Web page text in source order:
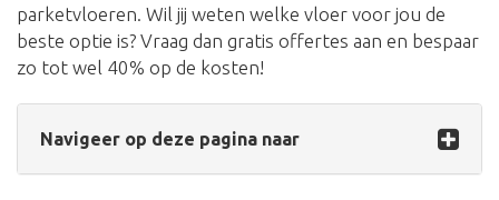
parketvloeren. Wil jij weten welke vloer voor jou de
beste optie is? Vraag dan gratis offertes aan en bespaar
zo tot wel 40% op de kosten!
Navigeer op deze pagina naar